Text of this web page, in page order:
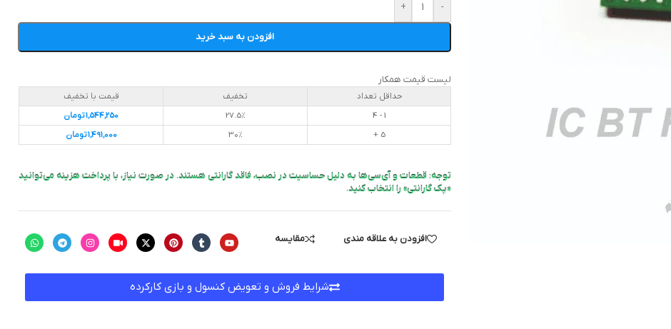
-
+
افزودن به سبد خرید
لیست قیمت همکار
حداقل تعداد تخفیف
قیمت با تخفیف
1 - 4
27.5%
1,544,250تومان
5 +
30%
1,491,000تومان
توجه: قطعات و آی‌سی‌ها به دلیل حساسیت در نصب، فاقد گارانتی هستند. در صورت نیاز، با پرداخت هزینه می‌توانید
«پک گارانتی» را انتخاب کنید.
مقایسه افزودن به علاقه مندی
شرایط فروش و تعویض کنسول و بازی کارکرده